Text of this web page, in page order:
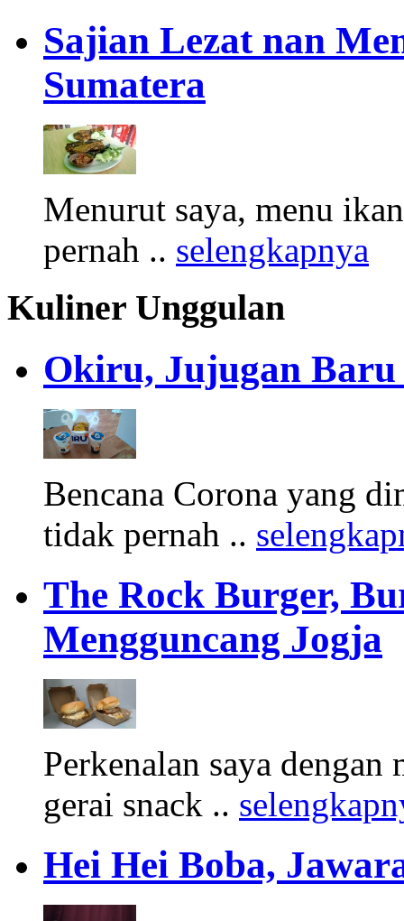
Sajian Lezat nan
Sumatera
Menurut saya, menu
pernah .. selengkapnya
Kuliner Unggulan
Okiru, Jujugan Baru
Bencana Corona yang
tidak pernah ..
The Rock Burger,
Mengguncang Jogja
Perkenalan saya
gerai snack ..
Hei Hei Boba,